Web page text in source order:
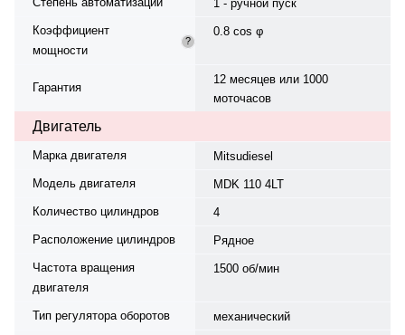
1 - ручной пуск
Коэффициент
мощности
?
0.8 cos φ
Гарантия
12 месяцев или 1000
моточасов
Двигатель
Марка двигателя
Mitsudiesel
Модель двигателя
MDK 110 4LT
Количество цилиндров
4
Расположение цилиндров
Рядное
Частота вращения
двигателя
1500 об/мин
Тип регулятора оборотов
механический